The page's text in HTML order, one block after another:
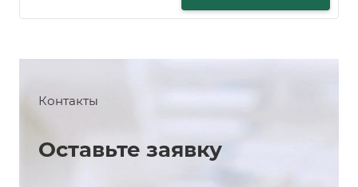
Контакты
Оставьте заявку